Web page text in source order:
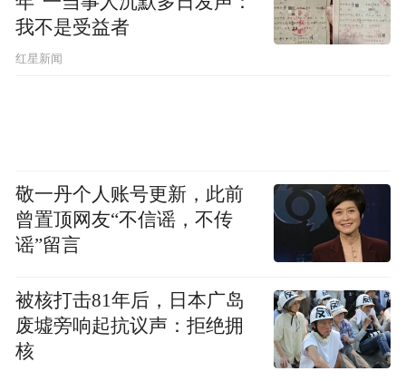
我不是受益者
红星新闻
敬一丹个人账号更新，此前
曾置顶网友“不信谣，不传
谣”留言
被核打击81年后，日本广岛
废墟旁响起抗议声：拒绝拥
核